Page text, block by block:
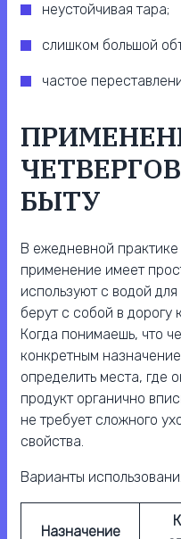
неустойчивая тара;
слишком большой
частое
БЫТУ
В ежедневной практике
применение имеет
используют с водой
берут с собой в дорогу
Когда понимаешь, что
конкретным
определить места, где
продукт органично
не требует сложного
свойства.
Варианты
Назначение